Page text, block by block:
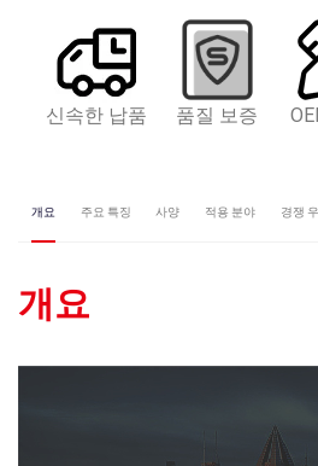
신속한 납품 품질 보증
개요 주요 특징 사양 적용 분야 경쟁
개요